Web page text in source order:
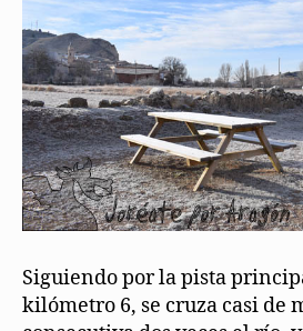
Siguiendo por la pista
kilómetro 6, se cruza casi de